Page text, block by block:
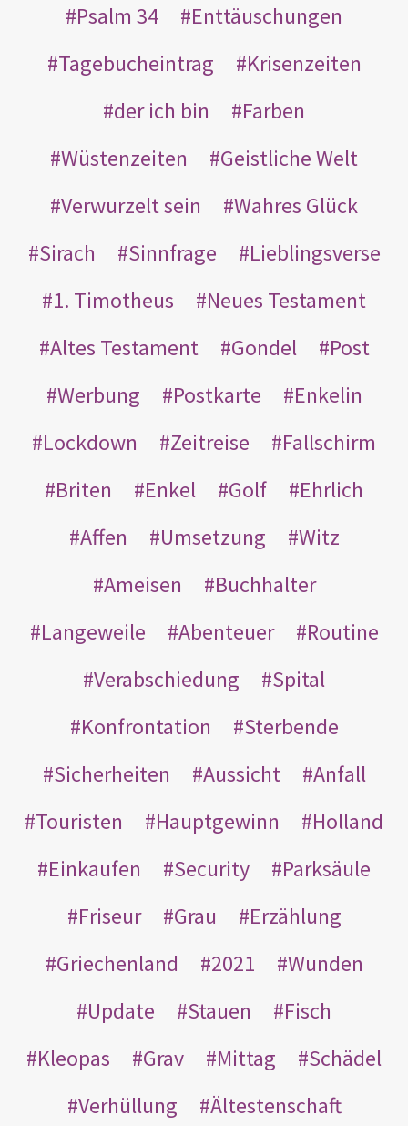
Psalm 34
Enttäuschungen
Tagebucheintrag
Krisenzeiten
der ich bin
Farben
Wüstenzeiten
Geistliche Welt
Verwurzelt sein
Wahres Glück
Sirach
Sinnfrage
Lieblingsverse
1. Timotheus
Neues Testament
Altes Testament
Gondel
Post
Werbung
Postkarte
Enkelin
Lockdown
Zeitreise
Fallschirm
Briten
Enkel Golf
Ehrlich
Affen
Umsetzung
Witz
Ameisen
Buchhalter
Langeweile
Abenteuer
Routine
Verabschiedung
Spital
Konfrontation
Sterbende
Sicherheiten
Aussicht
Anfall
Touristen
Hauptgewinn
Holland
Einkaufen
Security
Parksäule
Friseur
Grau
Erzählung
Griechenland
2021
Wunden
Update
Stauen
Fisch
Kleopas
Grav Mittag
Schädel
Verhüllung
Ältestenschaft